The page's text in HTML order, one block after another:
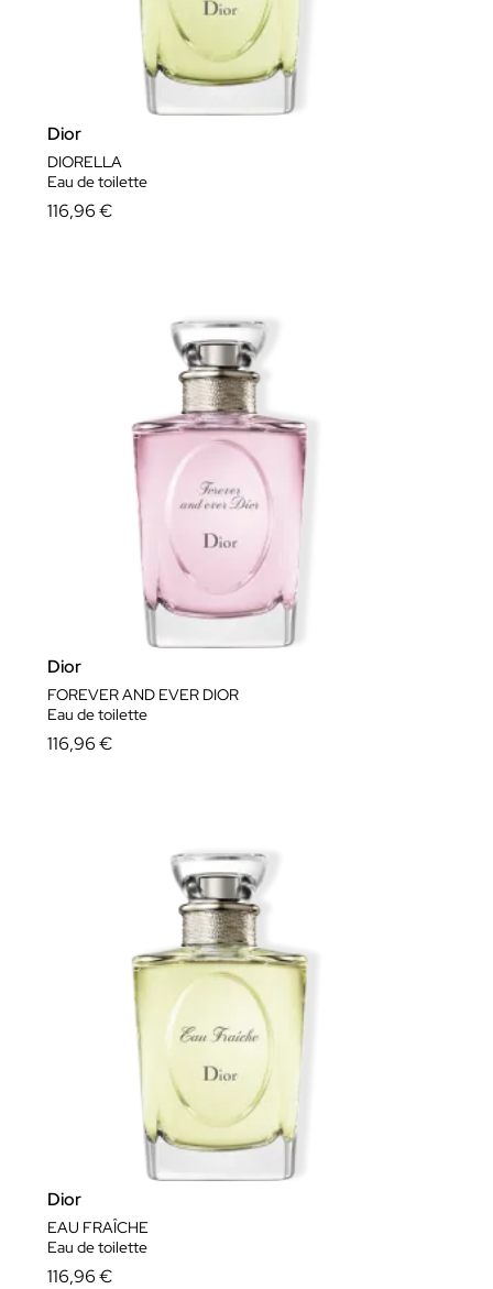
Dior
DIORELLA
Eau de toilette
116,96 €
Dior
FOREVER AND EVER DIOR
Eau de toilette
116,96 €
Dior
EAU FRAÎCHE
Eau de toilette
116,96 €